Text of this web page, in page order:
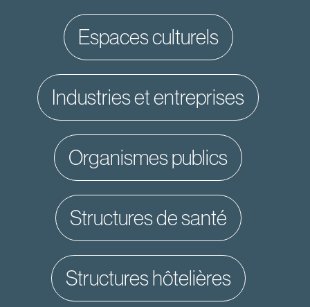
espaces culturels
industries et entreprises
organismes publics
structures de santé
structures hôtelières